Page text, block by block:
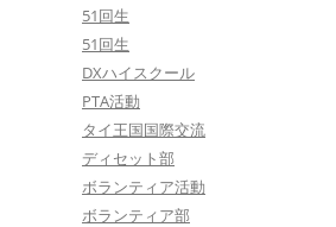
51回生
51回生
DXハイスクール
PTA活動
タイ王国国際交流
ディセット部
ボランティア活動
ボランティア部